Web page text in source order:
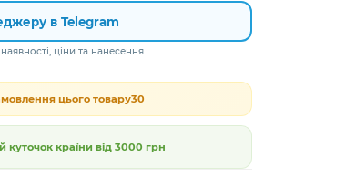
в Telegram
ціни та нанесення
цього товару30
країни від 3000 грн